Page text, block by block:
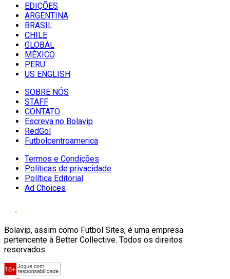
EDIÇÕES
ARGENTINA
BRASIL
CHILE
GLOBAL
MÉXICO
PERU
US ENGLISH
SOBRE NÓS
STAFF
CONTATO
Escreva no Bolavip
RedGol
Futbolcentroamerica
Termos e Condições
Políticas de privacidade
Política Editorial
Ad Choices
Bolavip, assim como Futbol Sites, é uma empresa
pertencente à Better Collective. Todos os direitos
reservados.